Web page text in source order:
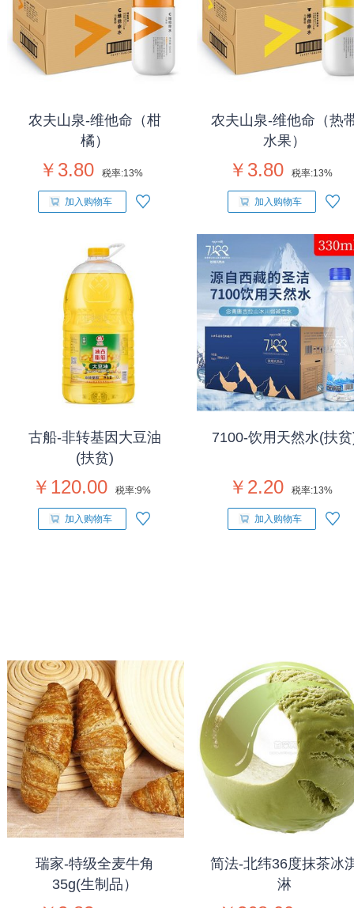
农夫山泉-维他命（柑
橘）
￥3.80 税率:13%
加入购物车
农夫山泉-维他命（热
水果）
￥3.80 税率:13%
加入购物车
古船-非转基因大豆油
(扶贫)
￥120.00 税率:9%
加入购物车
7100-饮用天然水(扶
￥2.20 税率:13%
加入购物车
瑞家-特级全麦牛角
35g(生制品）
简法-北纬36度抹茶冰
淋